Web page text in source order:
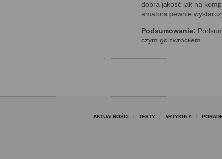
dobra jakość jak na
amatora pewnie
Podsumowanie:
czym go zwróciłem
AKTUALNOŚCI TESTY ARTYKUŁY